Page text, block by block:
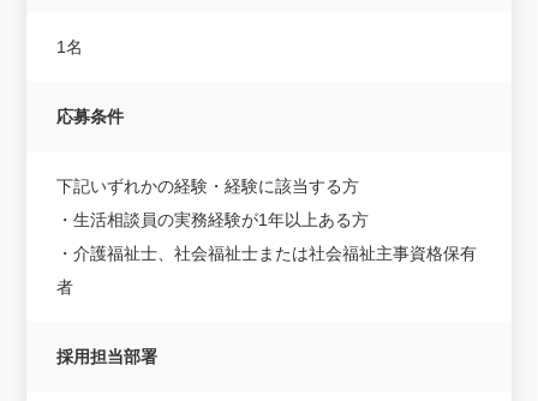
1名
応募条件
下記いずれかの経験・経験に該当する方
・生活相談員の実務経験が1年以上ある方
・介護福祉士、社会福祉士または社会福祉主事資格保有
者
採用担当部署